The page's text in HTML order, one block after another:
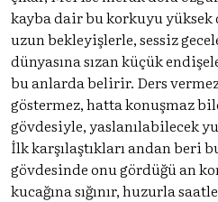
kayba dair bu korkuyu
uzun bekleyişlerle, sessiz
dünyasına sızan küçük
bu anlarda belirir. Ders
göstermez, hatta konuşmaz
gövdesiyle, yaslanılabilecek
İlk karşılaştıkları andan beri
gövdesinde onu gördüğü an
kucağına sığınır, huzurla